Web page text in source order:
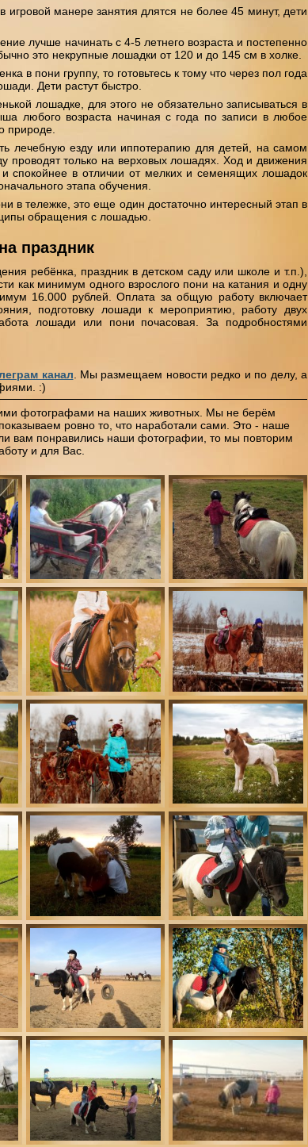
манере занятия длятся не более 45 минут, дети
лучше начинать с 4-5 летнего возраста и постепенно
это некрупные лошадки от 120 и до 145 см в холке.
в пони группу, то готовьтесь к тому что через пол года
Дети растут быстро.
лошадке, для этого не обязательно записываться в
любого возраста начиная с года по записи в любое
природе.
лечебную езду или иппотерапию для детей, на самом
проводят только на верховых лошадях. Ход и движения
спокойнее в отличии от мелких и семенящих лошадок
этапа обучения.
в тележке, это еще один достаточно интересный этап в
обращения с лошадью.
праздник
ребёнка, праздник в детском саду или школе и т.п.),
как минимум одного взрослого пони на катания и одну
16.000 рублей. Оплата за общую работу включает
подготовку лошади к мероприятию, работу двух
лошади или пони почасовая. За подробностями
канал . Мы размещаем новости редко и по делу, а
:)
фотографами на наших животных. Мы не берём
ровно то, что наработали сами. Это - наше
вам понравились наши фотографии, то мы повторим
и для Вас.